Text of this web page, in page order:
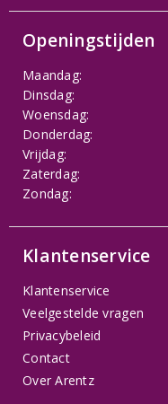
Openingstijden
Maandag:
Dinsdag:
Woensdag:
Donderdag:
Vrijdag:
Zaterdag:
Zondag:
Klantenservice
Klantenservice
Veelgestelde vragen
Privacybeleid
Contact
Over Arentz